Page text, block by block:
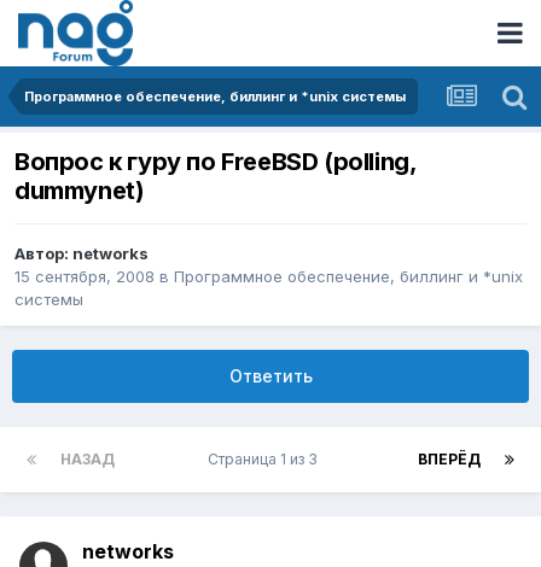
Программное обеспечение, биллинг и *unix системы
Вопрос к гуру по FreeBSD (polling,
dummynet)
Автор: networks
15 сентября, 2008 в Программное обеспечение, биллинг и *unix
системы
Ответить
НАЗАД ВПЕРЁД
Страница 1 из 3
networks